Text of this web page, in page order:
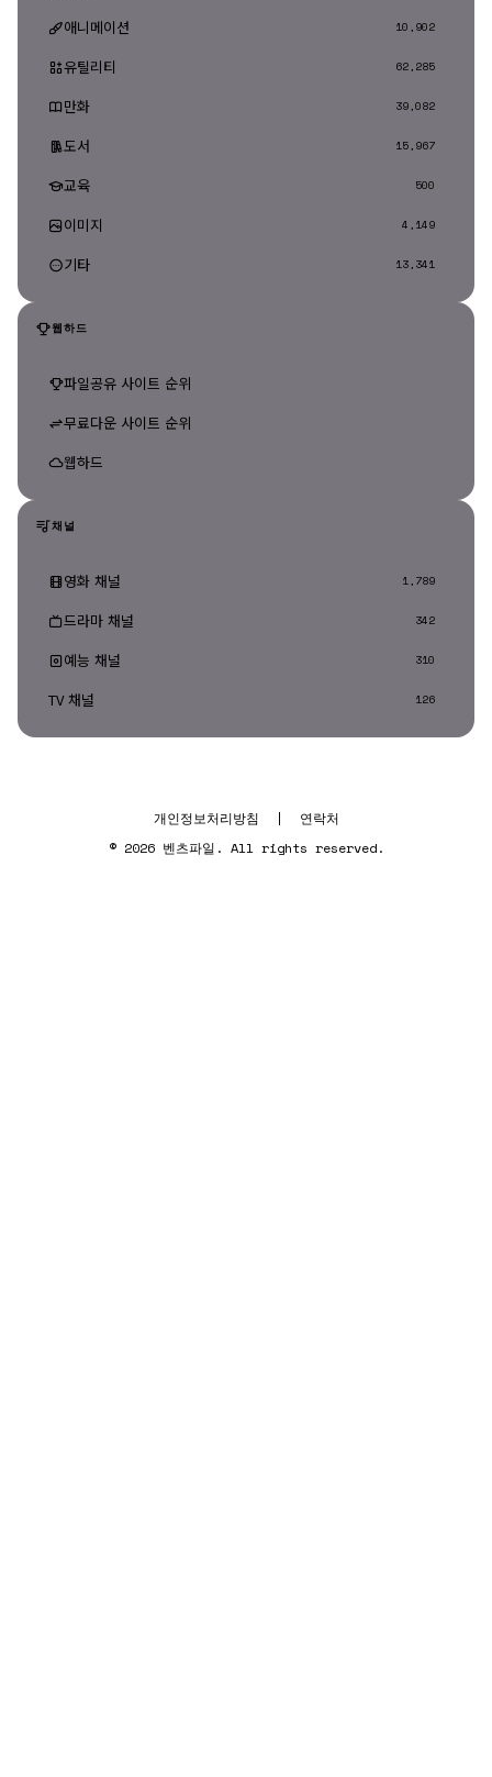
애니메이션 10,902
유틸리티 62,285
만화 39,082
도서 15,967
교육 500
이미지 4,149
기타 13,341
웹하드
파일공유 사이트 순위
무료다운 사이트 순위
웹하드
채널
영화 채널 1,789
드라마 채널 342
예능 채널 310
TV 채널 126
개인정보처리방침 |
연락처
© 2026 벤츠파일. All rights reserved.